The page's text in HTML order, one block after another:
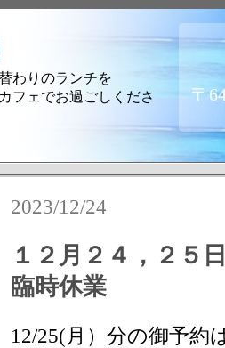
わりのランチを
フェでお過ごしくださ
〒
2023/12/24
１２月２４，２５
臨時休業
12/25(月）分の御予